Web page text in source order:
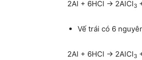
2Al + 6HCl → 2AlCl3
Vế trái có 6
2Al + 6HCl → 2AlCl3